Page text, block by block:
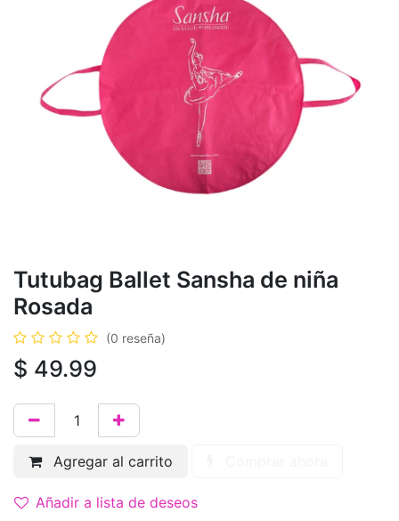
Tutubag Ballet Sansha de niña
Rosada
(0 reseña)
$ 49.99
Agregar al carrito
Añadir a lista de deseos